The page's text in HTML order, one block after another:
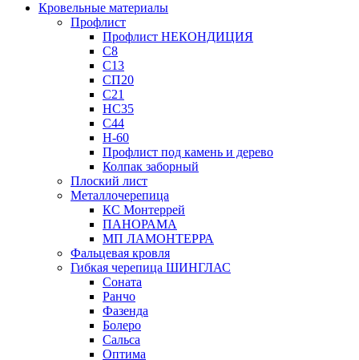
Кровельные материалы
Профлист
Профлист НЕКОНДИЦИЯ
С8
С13
СП20
С21
НС35
С44
Н-60
Профлист под камень и дерево
Колпак заборный
Плоский лист
Металлочерепица
КС Монтеррей
ПАНОРАМА
МП ЛАМОНТЕРРА
Фальцевая кровля
Гибкая черепица ШИНГЛАС
Соната
Ранчо
Фазенда
Болеро
Сальса
Оптима